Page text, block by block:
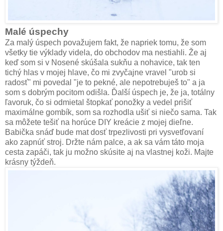
Malé úspechy
Za malý úspech považujem fakt, že napriek tomu, že som
všetky tie výklady videla, do obchodov ma nestiahli. Že aj
keď som si v Nosené skúšala sukňu a nohavice, tak ten
tichý hlas v mojej hlave, čo mi zvyčajne vravel "urob si
radosť" mi povedal "je to pekné, ale nepotrebuješ to" a ja
som s dobrým pocitom odišla. Ďalší úspech je, že ja, totálny
ľavoruk, čo si odmietal štopkať ponožky a vedel prišiť
maximálne gombík, som sa rozhodla ušiť si niečo sama. Tak
sa môžete tešiť na horúce DIY kreácie z mojej dieľne.
Babička snáď bude mat dosť trpezlivosti pri vysvetľovaní
ako zapnúť stroj. Držte nám palce, a ak sa vám táto moja
cesta zapáči, tak ju možno skúsite aj na vlastnej koži. Majte
krásny týždeň.